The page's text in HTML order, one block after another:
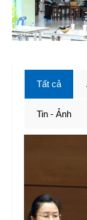
Tất cả
Tin - Ảnh